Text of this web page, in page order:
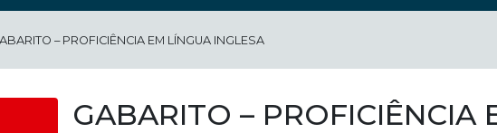
– PROFICIÊNCIA EM LÍNGUA INGLESA
GABARITO – PROFICIÊNCIA